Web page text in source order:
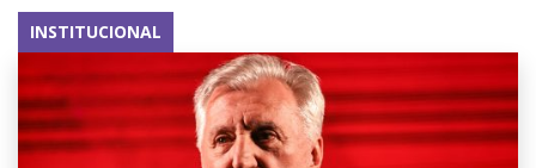
INSTITUCIONAL